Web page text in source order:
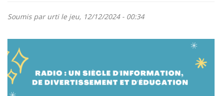
Soumis par urtile jeu, 12/12/2024 - 00:34